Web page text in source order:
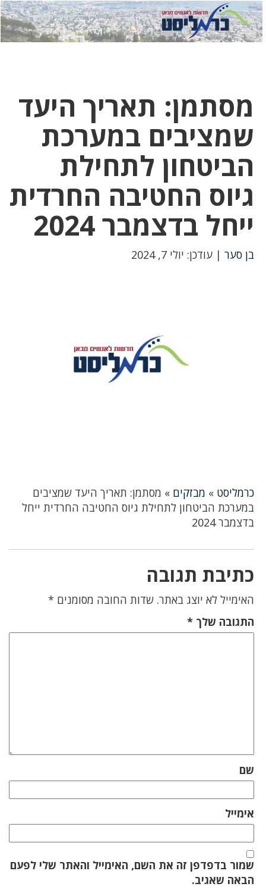
לחץ
כאן
לחץ
כדי
מסתמן: תאריך היעד
שמציבים במערכת
הביטחון לתחילת
גיוס החטיבה החרדית
ייחל בדצמבר 2024
בן סער | עודכן: יולי 7, 2024
כרמליסט » מבזקים » מסתמן: תאריך היעד שמציבים
במערכת הביטחון לתחילת גיוס החטיבה החרדית ייחל
בדצמבר 2024
כתיבת תגובה
האימייל לא יוצג באתר. שדות החובה מסומנים *
התגובה שלך *
שם
אימייל
שמור בדפדפן זה את השם, האימייל והאתר שלי לפעם
הבאה שאגיב.